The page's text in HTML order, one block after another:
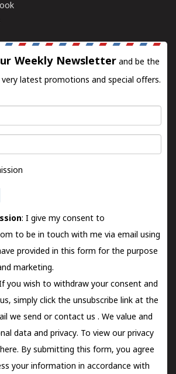
Weekly Newsletter and be the
latest promotions and special offers.
: I give my consent to
to be in touch with me via email using
provided in this form for the purpose
marketing.
you wish to withdraw your consent and
simply click the unsubscribe link at the
we send orcontact us . We value and
data and privacy. To view our privacy
By submitting this form, you agree
your information in accordance with